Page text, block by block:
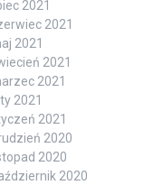
2021
2021
2021
2021
2021
2021
2021
2020
2020
2020